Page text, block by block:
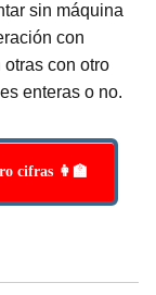
sin máquina
con
otras con otro
enteras o no.
cifras 👩‍🏫